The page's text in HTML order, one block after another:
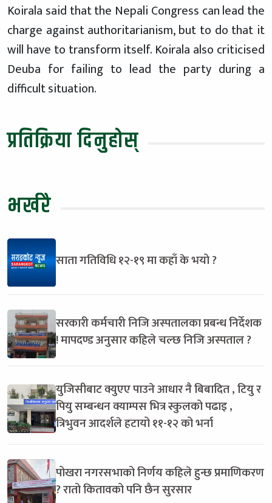
Koirala said that the Nepali Congress can lead the
charge against authoritarianism, but to do that it
will have to transform itself. Koirala also criticised
Deuba for failing to lead the party during a
difficult situation.
प्रतिक्रिया दिनुहोस्
भर्खरै
साता गतिविधि १२-१९ मा कहाँ के भयो ?
सरकारी कर्मचारी निजि अस्पतालका प्रबन्ध निर्देशक
! मापदण्ड अनुसार कहिले चल्छ निजि अस्पताल ?
युजिसीबाट क्युएए पाउने आधार नै बिबादित , टियु र
पियु सम्बन्धन क्याम्पस भित्र स्कुलको पढाइ ,
त्रिभुवन आदर्शले हटायो ११-१२ को भर्ना
पोखरा नगरसभाको निर्णय कहिले हुन्छ प्रमाणिकरण
? रातो कितावको पनि छैन सुरसार